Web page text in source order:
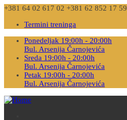
+381 64 02 617 02 +381 62 852 17 59
Termini treninga
Ponedeljak 19:00h - 20:00h
Bul. Arsenija Čarnojevića
Sreda 19:00h - 20:00h
Bul. Arsenija Čarnojevića
Petak 19:00h - 20:00h
Bul. Arsenija Čarnojevića